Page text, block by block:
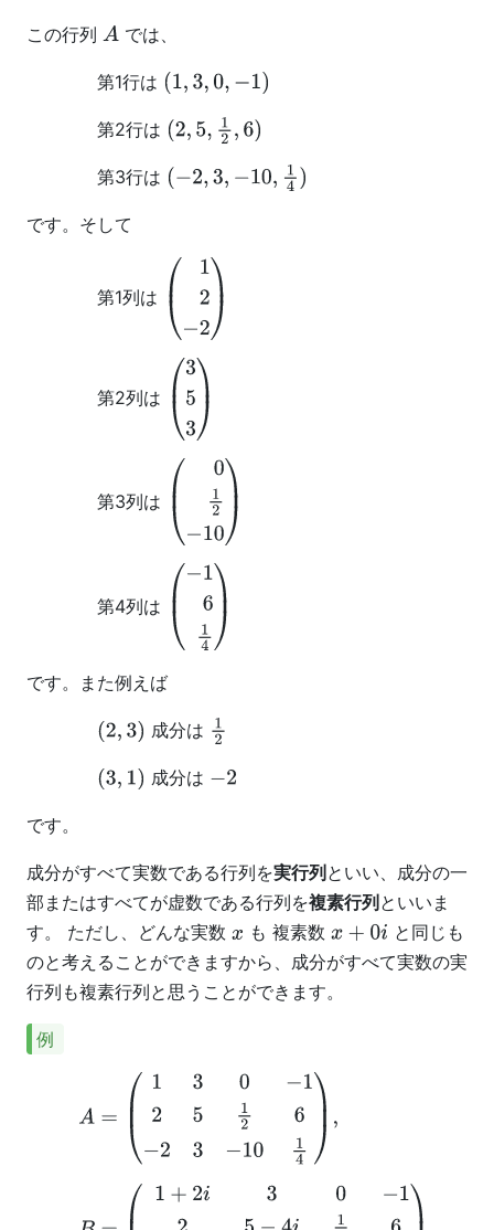
この行列 Aでは、
第1行は (1,3 ,0, −1 )
第2行は (2,5,12,6)
第3行は (−2,3 ,−10,14)
です。そして
第1列は (1 2
第2列は (3 5 3)
第3列は (0 −10 )
第4列は (− 614 )
です。また例えば
(2,3) 成分は 12
(3,1 ) 成分は −2
です。
成分がすべて実数である行列を実行列 といい、成分の一
部またはすべてが虚数である行列を複素行列 といいま
す。 ただし、どんな実数 x も 複素数x+0
と同じも
のと考えることができますから、成分がすべて実数の実
行列も複素行列と思うことができます。
例
A (1 −1 2 3−101
(1 + 30 25 i12 − 3 3